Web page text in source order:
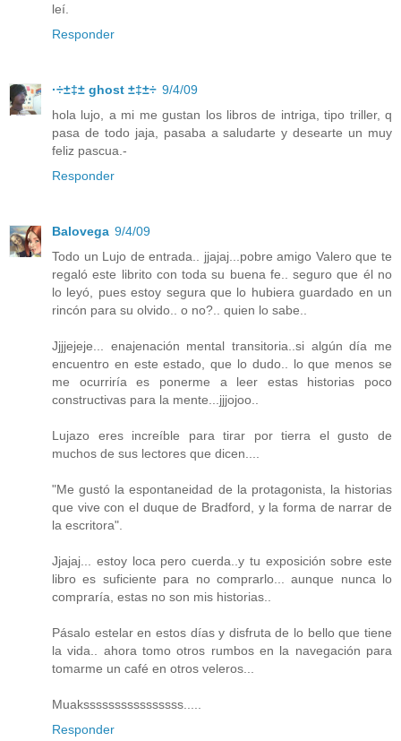
leí.
Responder
·÷±‡± ghost ±‡±÷ 9/4/09
hola lujo, a mi me gustan los libros de intriga, tipo triller, q
pasa de todo jaja, pasaba a saludarte y desearte un muy
feliz pascua.-
Responder
Balovega 9/4/09
Todo un Lujo de entrada.. jjajaj...pobre amigo Valero que te
regaló este librito con toda su buena fe.. seguro que él no
lo leyó, pues estoy segura que lo hubiera guardado en un
rincón para su olvido.. o no?.. quien lo sabe..
Jjjjejeje... enajenación mental transitoria..si algún día me
encuentro en este estado, que lo dudo.. lo que menos se
me ocurriría es ponerme a leer estas historias poco
constructivas para la mente...jjjojoo..
Lujazo eres increíble para tirar por tierra el gusto de
muchos de sus lectores que dicen....
"Me gustó la espontaneidad de la protagonista, la historias
que vive con el duque de Bradford, y la forma de narrar de
la escritora".
Jjajaj... estoy loca pero cuerda..y tu exposición sobre este
libro es suficiente para no comprarlo... aunque nunca lo
compraría, estas no son mis historias..
Pásalo estelar en estos días y disfruta de lo bello que tiene
la vida.. ahora tomo otros rumbos en la navegación para
tomarme un café en otros veleros...
Muakssssssssssssssss.....
Responder